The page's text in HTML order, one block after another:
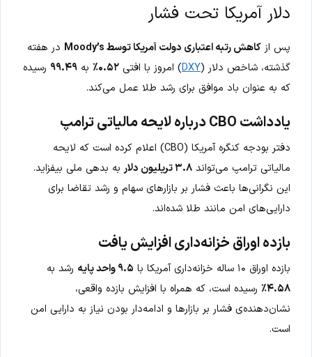
دلار آمریکا تحت فشار
پس از کاهش رتبه اعتباری دولت آمریکا توسط Moody’s
در هفته
گذشته، شاخص دلار (DXY) امروز با افتی ۰.۵۲٪ به ۹۹.۴۹ رسیده
که به عنوان باد موافق برای رشد طلا عمل می‌کند.
یادداشت CBO درباره لایحه مالیاتی ترامپ
دفتر بودجه کنگره آمریکا (CBO) اعلام کرده است که لایحه
مالیاتی ترامپ می‌تواند ۳.۸ تریلیون دلار
به بدهی ملی بیفزاید.
این نگرانی‌ها باعث فشار بر بازارهای سهام و رشد تقاضا برای
دارایی‌های امن مانند طلا شده‌اند.
بازده اوراق خزانه‌داری افزایش یافت
بازده اوراق ۱۰ ساله خزانه‌داری آمریکا با ۹.۵ واحد پایه
رشد به
۴.۵۸٪
رسیده است، که همراه با افزایش بازده واقعی،
نشان‌دهنده‌ی فشار بر بازارها و ادامه‌دار بودن نیاز به دارایی امن
است.